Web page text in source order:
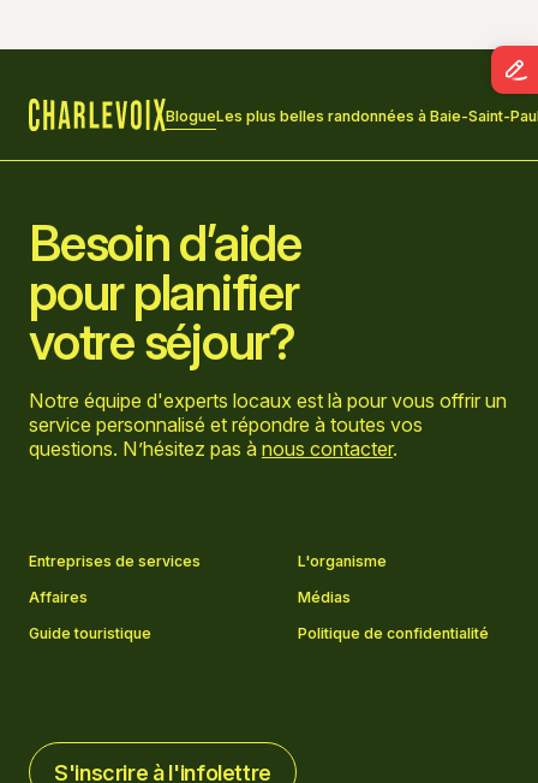
BlogueLes plus belles randonnées à Baie-Saint-
Besoin d’aide
pour planifier
votre séjour?
Notre équipe d'experts locaux est là pour vous offrir un
service personnalisé et répondre à toutes vos
questions. N’hésitez pas à nous contacter.
Entreprises de services
L'organisme
Affaires
Médias
Guide touristique
Politique de confidentialité
S'inscrire à l'infolettre